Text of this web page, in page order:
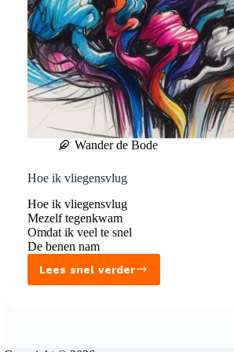
Wander de Bode
Hoe ik vliegensvlug
Hoe ik vliegensvlug
Mezelf tegenkwam
Omdat ik veel te snel
De benen nam
Lees snel verder
Hoe